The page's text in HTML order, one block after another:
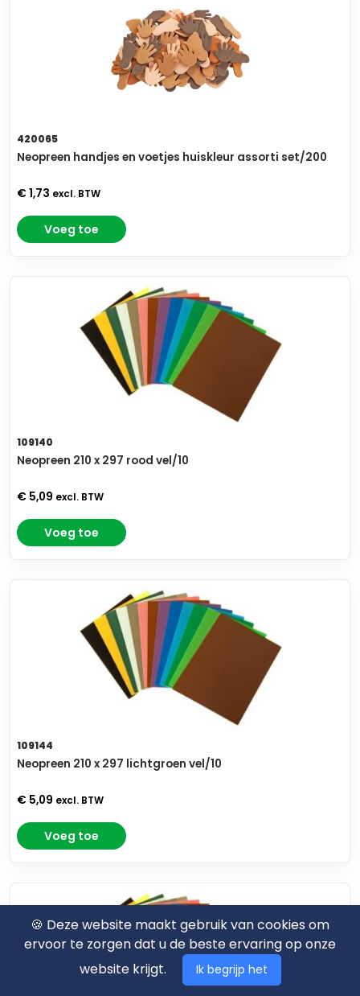
420065
Neopreen handjes en voetjes huiskleur assorti set/200
€ 1,73 excl. BTW
Voeg toe
109140
Neopreen 210 x 297 rood vel/10
€ 5,09 excl. BTW
Voeg toe
109144
Neopreen 210 x 297 lichtgroen vel/10
€ 5,09 excl. BTW
Voeg toe
🍪 Deze website maakt gebruik van cookies om
ervoor te zorgen dat u de beste ervaring op onze
website krijgt.
Ik begrijp het